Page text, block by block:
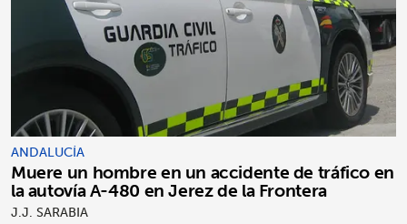
ANDALUCÍA
Muere un hombre en un accidente de tráfico en
la autovía A-480 en Jerez de la Frontera
J.J. SARABIA